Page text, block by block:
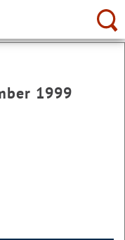
1999